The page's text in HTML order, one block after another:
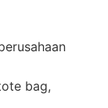
bag,